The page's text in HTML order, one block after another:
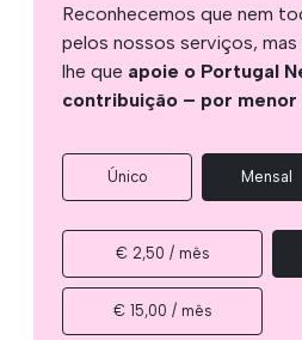
Reconhecemos que nem
pelos nossos serviços,
lhe que apoie o Portugal
contribuição – por menor
Único Mensal
€ 2,50 / mês
€ 15,00 / mês